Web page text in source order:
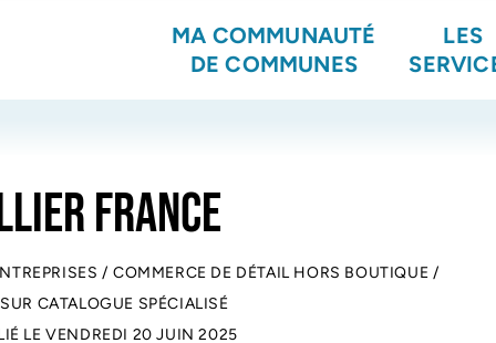
MA COMMUNAUTÉ
DE COMMUNES
LES
FRANCE
/ COMMERCE DE DÉTAIL HORS BOUTIQUE /
CATALOGUE SPÉCIALISÉ
LEVENDREDI 20 JUIN 2025